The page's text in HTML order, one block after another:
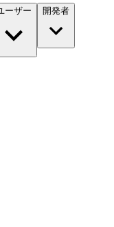
ーザー 開発者​